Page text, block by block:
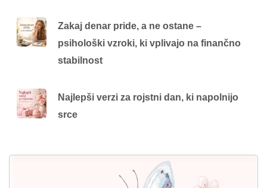
Zakaj denar pride, a ne ostane –
psihološki vzroki, ki vplivajo na finančno
stabilnost
Najlepši verzi za rojstni dan, ki napolnijo
srce